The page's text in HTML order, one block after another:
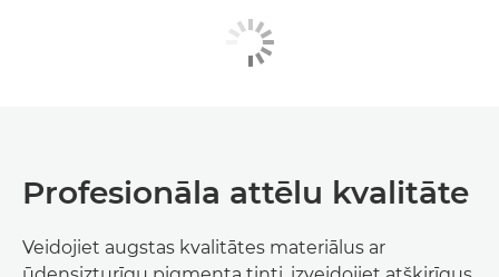
Profesionāla attēlu kvalitāte
Veidojiet augstas kvalitātes materiālus ar